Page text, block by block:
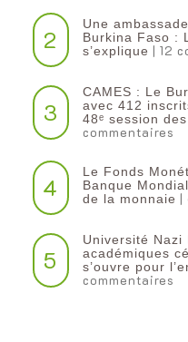
2
Une
Burkina Faso :
s’explique | 12
3
CAMES : Le
avec 412
48ᵉ session
commentaires
4
Le Fonds
Banque
de la monnaie |
5
Université
académiques
s’ouvre pour
commentaires